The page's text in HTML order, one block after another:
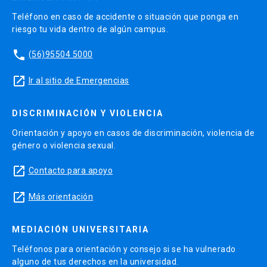
comprensión de los contenidos desplegados en
la plataforma
Foros de participación, que permiten evaluar el
en torno a problemáticas aplicadas
Trabajo final grupal que evalúa la aplicación de los
Examen final que permite evaluar de manera
En resumen, el alumno tendrá́ que rendir de
foros y rendir un examen final. Además de forma
grupal, trabajar en el trabajo grupal que se
entregará en un formato específico. A
Teléfono en caso de accidente o situación que ponga en
riesgo tu vida dentro de algún campus.
phone (56)95504 5000
launch Ir al sitio de Emergencias
DISCRIMINACIÓN Y VIOLENCIA
Orientación y apoyo en casos de discriminación, violencia de
género o violencia sexual.
launch Contacto para apoyo
launch Más orientación
MEDIACIÓN UNIVERSITARIA
Teléfonos para orientación y consejo si se ha vulnerado
alguno de tus derechos en la universidad.